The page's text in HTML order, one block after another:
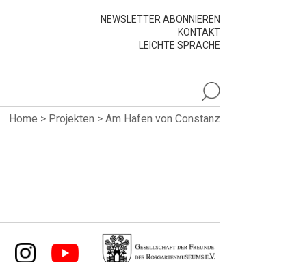
NEWSLETTER ABONNIEREN
KONTAKT
LEICHTE SPRACHE
Home > Projekten > Am Hafen von Constanz